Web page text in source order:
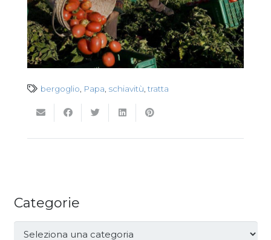
bergoglio, Papa, schiavitù,tratta
Categorie
Categorie